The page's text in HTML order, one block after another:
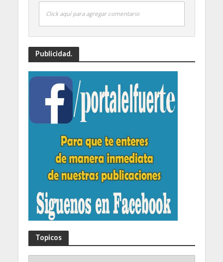
Click aquí para agregar comentario
Publicidad.
Topicos